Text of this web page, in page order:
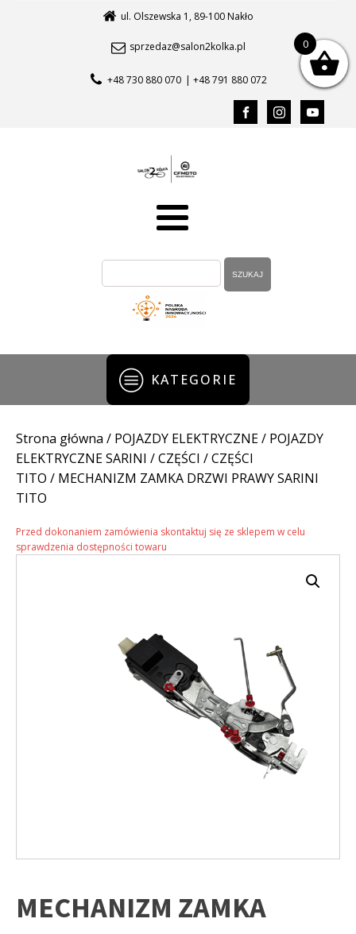
ul. Olszewska 1, 89-100 Nakło
sprzedaz@salon2kolka.pl
+48 730 880 070 | +48 791 880 072
KATEGORIE
Strona główna / POJAZDY ELEKTRYCZNE/ POJAZDY
ELEKTRYCZNE SARINI /CZĘŚCI /CZĘŚCI
TITO / MECHANIZM ZAMKA DRZWI PRAWY SARINI
TITO
Przed dokonaniem zamówienia skontaktuj się ze sklepem w celu
sprawdzenia dostępności towaru
MECHANIZM ZAMKA
0